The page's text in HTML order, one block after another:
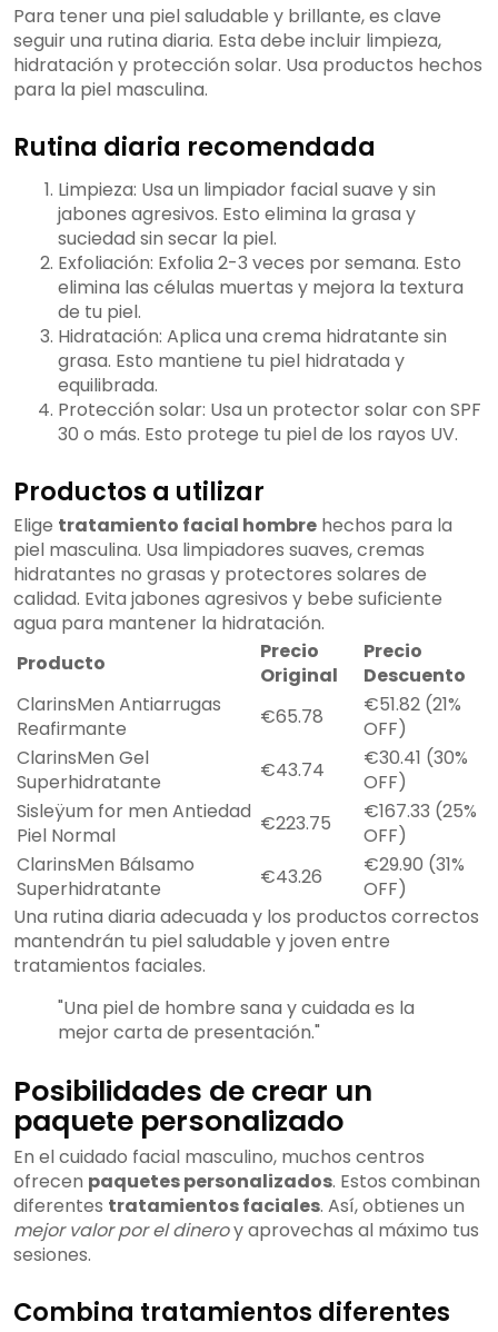
Para tener una piel saludable y brillante, es clave
seguir una rutina diaria. Esta debe incluir limpieza,
hidratación y protección solar. Usa productos hechos
para la piel masculina.
Rutina diaria recomendada
Limpieza: Usa un limpiador facial suave y sin
jabones agresivos. Esto elimina la grasa y
suciedad sin secar la piel.
Exfoliación: Exfolia 2-3 veces por semana. Esto
elimina las células muertas y mejora la textura
de tu piel.
Hidratación: Aplica una crema hidratante sin
grasa. Esto mantiene tu piel hidratada y
equilibrada.
Protección solar: Usa un protector solar con SPF
30 o más. Esto protege tu piel de los rayos UV.
Productos a utilizar
Elige tratamiento facial hombre hechos para la
piel masculina. Usa limpiadores suaves, cremas
hidratantes no grasas y protectores solares de
calidad. Evita jabones agresivos y bebe suficiente
agua para mantener la hidratación.
Producto
Precio
Original
Precio
Descuento
ClarinsMen Antiarrugas
Reafirmante
€65.78
€51.82 (21%
OFF)
ClarinsMen Gel
Superhidratante
€43.74
€30.41 (30%
OFF)
Sisleÿum for men Antiedad
Piel Normal
€223.75
€167.33 (25%
OFF)
ClarinsMen Bálsamo
Superhidratante
€43.26
€29.90 (31%
OFF)
Una rutina diaria adecuada y los productos correctos
mantendrán tu piel saludable y joven entre
tratamientos faciales.
"Una piel de hombre sana y cuidada es la
mejor carta de presentación."
Posibilidades de crear un
paquete personalizado
En el cuidado facial masculino, muchos centros
ofrecen paquetes personalizados. Estos combinan
diferentes tratamientos faciales. Así, obtienes un
mejor valor por el dineroy aprovechas al máximo tus
sesiones.
Combina tratamientos diferentes